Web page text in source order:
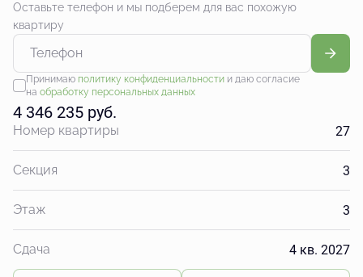
Оставьте телефон и мы подберем для вас похожую
квартиру
Принимаю политику конфиденциальностии даю согласие
на обработку персональных данных
4 346 235 руб.
Номер квартиры 27
Секция 3
Этаж 3
Сдача 4 кв. 2027